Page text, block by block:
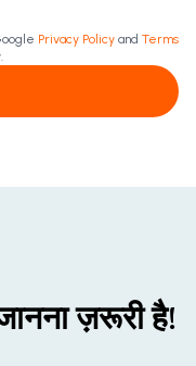
Privacy Policy and Terms
ज़रूरी है!